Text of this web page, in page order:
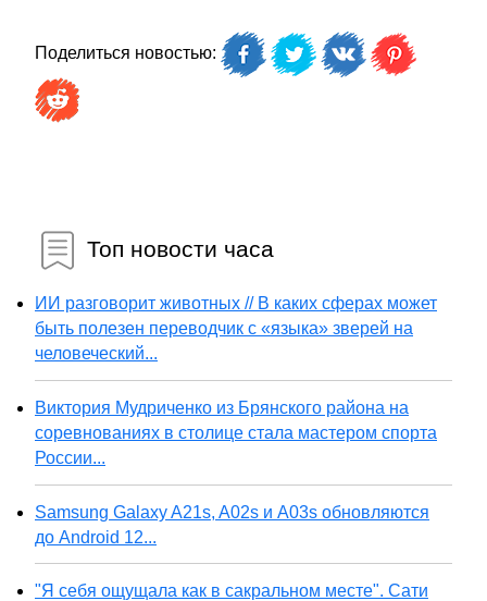
Поделиться новостью:
Топ новости часа
ИИ разговорит животных // В каких сферах может
быть полезен переводчик с «языка» зверей на
человеческий...
Виктория Мудриченко из Брянского района на
соревнованиях в столице стала мастером спорта
России...
Samsung Galaxy A21s, A02s и A03s обновляются
до Android 12...
"Я себя ощущала как в сакральном месте". Сати